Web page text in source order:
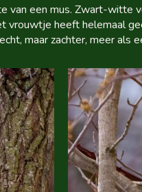
van een mus. Zwart-witte
vrouwtje heeft helemaal
maar zachter, meer als